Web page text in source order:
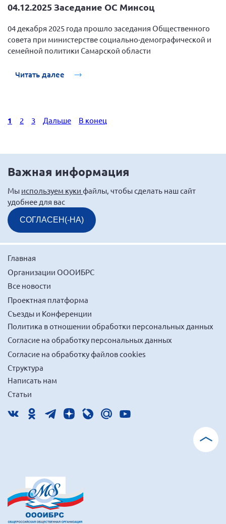
04.12.2025 Заседание ОС Минсоц
04 декабря 2025 года прошло заседания Общественного
совета при министерстве социально-демографической и
семейной политики Самарской области
Читать далее
1 2 3 Дальше В конец
Важная информация
Мы используем куки файлы, чтобы сделать наш сайт
удобнее для вас
СОГЛАСЕН(-НА)
Главная
Организации ОООИБРС
Все новости
Проектная платформа
Съезды и Конференции
Политика в отношении обработки персональных данных
Согласие на обработку персональных данных
Согласие на обработку файлов cookies
Структура
Написать нам
Статьи